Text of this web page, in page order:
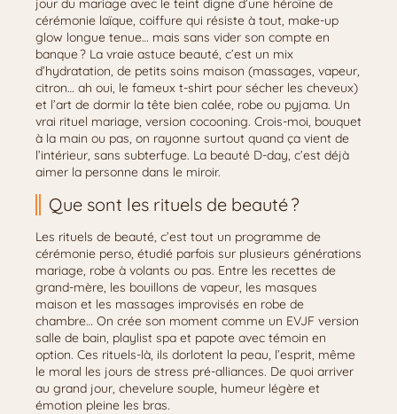
jour du mariage avec le teint digne d’une héroïne de
cérémonie laïque, coiffure qui résiste à tout, make-up
glow longue tenue… mais sans vider son compte en
banque ? La vraie astuce beauté, c’est un mix
d’hydratation, de petits soins maison (massages, vapeur,
citron… ah oui, le fameux t-shirt pour sécher les cheveux)
et l’art de dormir la tête bien calée, robe ou pyjama. Un
vrai rituel mariage, version cocooning. Crois-moi, bouquet
à la main ou pas, on rayonne surtout quand ça vient de
l’intérieur, sans subterfuge. La beauté D-day, c’est déjà
aimer la personne dans le miroir.
Que sont les rituels de beauté ?
Les rituels de beauté, c’est tout un programme de
cérémonie perso, étudié parfois sur plusieurs générations
mariage, robe à volants ou pas. Entre les recettes de
grand-mère, les bouillons de vapeur, les masques
maison et les massages improvisés en robe de
chambre… On crée son moment comme un EVJF version
salle de bain, playlist spa et papote avec témoin en
option. Ces rituels-là, ils dorlotent la peau, l’esprit, même
le moral les jours de stress pré-alliances. De quoi arriver
au grand jour, chevelure souple, humeur légère et
émotion pleine les bras.